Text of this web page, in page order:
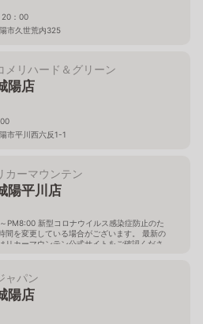
20：00
市久世荒内325
メリハード＆グリーン
陽店
市平川西六反1-1
カーマウンテン
陽平川店
PM8:00 新型コロナウイルス感染症防止のた
間を変更している場合がございます。 最新の
リカーマウンテン公式サイトをご確認くださ
ャパン
陽店